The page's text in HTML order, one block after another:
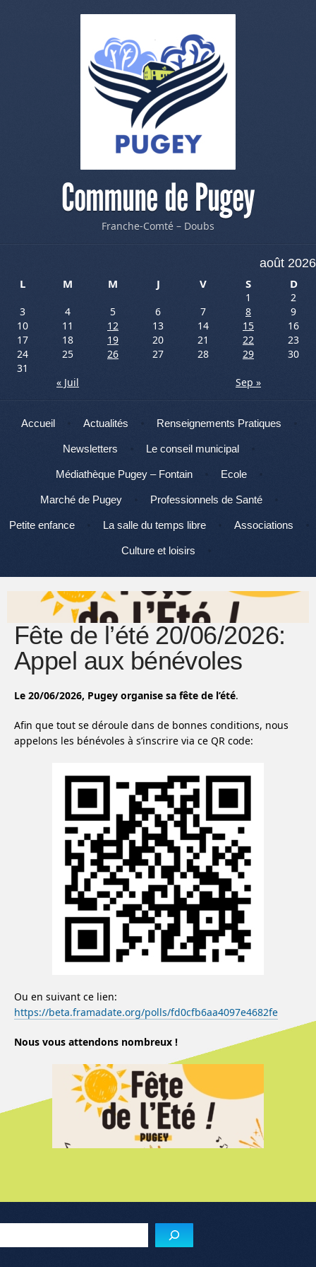
Commune de Pugey
Franche-Comté – Doubs
août 2026
L
M M J V S D
1
2
3
4 5 6 7 8
9
10
11 12 13 14 15
16
17
18 19 20 21 22
23
24
25 26 27 28 29
30
31
« Juil
Sep »
Menu
Aller au contenu
Accueil Actualités Renseignements Pratiques
Newsletters Le conseil municipal
Médiathèque Pugey – Fontain Ecole
Marché de Pugey Professionnels de Santé
Petite enfance La salle du temps libre Associations
Culture et loisirs
Fête de l’été 20/06/2026:
Appel aux bénévoles
Le 20/06/2026, Pugey organise sa fête de l’été.
Afin que tout se déroule dans de bonnes conditions, nous
appelons les bénévoles à s’inscrire via ce QR code:
Ou en suivant ce lien:
https://beta.framadate.org/polls/fd0cfb6aa4097e4682fe
Nous vous attendons nombreux !
Menu de l'article